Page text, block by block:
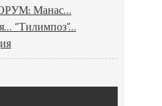
Манас…
“Тилимпоз”…